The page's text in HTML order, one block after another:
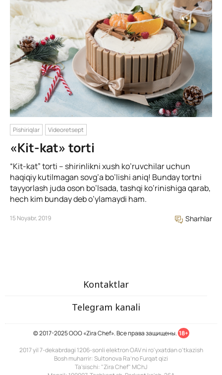
Pishiriqlar Videoretsept
«Kit-kat» torti
“Kit-kat” torti – shirinlikni xush ko’ruvchilar uchun
haqiqiy kutilmagan sovg’a bo’lishi aniq! Bunday tortni
tayyorlash juda oson bo’lsada, tashqi ko’rinishiga qarab,
hech kim bunday deb o’ylamaydi ham.
15 Noyabr, 2019 Sharhlar
Kontaktlar
Telegram kanali
© 2017-2025 ООО «Zira Chef». Все права защищены. 18+
2017 yil 7-dekabrdagi 1206-sonli elektron OAV ni ro'yxatdan o'tkazish
Bosh muharrir: Sultonova Ra’no Furqat qizi
Ta'sischi: "Zira Chef" MChJ